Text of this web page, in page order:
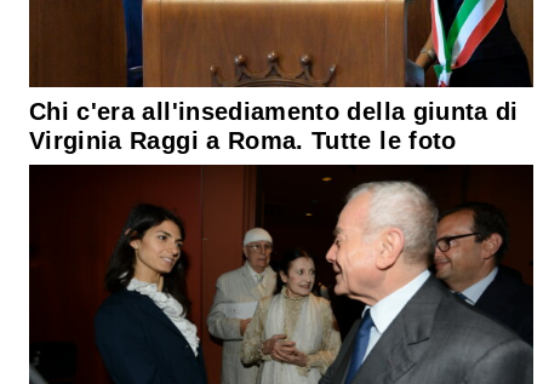
Chi c'era all'insediamento della giunta di
Virginia Raggi a Roma. Tutte le foto